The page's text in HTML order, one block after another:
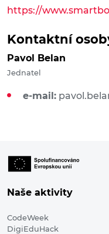
https://
Kontaktní
Pavol Belan
Jednatel
e-mail:
Naše aktivity
CodeWeek
DigiEduHack